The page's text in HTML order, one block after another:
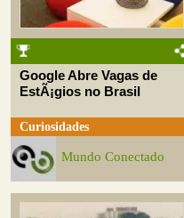
Google Abre Vagas de
EstÃ¡gios no Brasil
Curiosidades
Mundo Conectado